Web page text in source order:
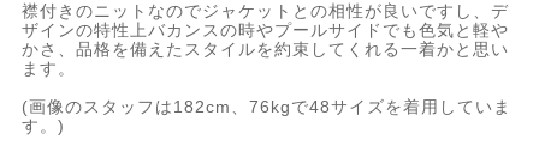
襟付きのニットなのでジャケットとの相性が良いですし、デ
ザインの特性上バカンスの時やプールサイドでも色気と軽や
かさ、品格を備えたスタイルを約束してくれる一着かと思い
ます。
(画像のスタッフは182cm、76kgで48サイズを着用していま
す。)